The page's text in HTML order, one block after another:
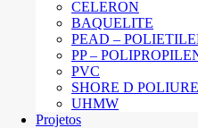
CELERON
BAQUELITE
PEAD –
PP –
PVC
SHORE D
UHMW
Projetos